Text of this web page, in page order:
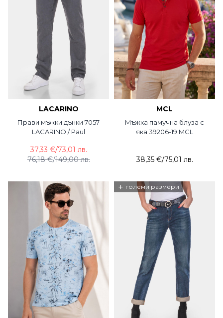
LACARINO
Прави мъжки дънки 7057
LACARINO / Paul
76,18 €/149,00 лв.
37,33 €/73,01 лв.
MCL
Мъжка памучна блуза с
яка 39206-19 MCL
38,35 €/75,01 лв.
+ големи размери